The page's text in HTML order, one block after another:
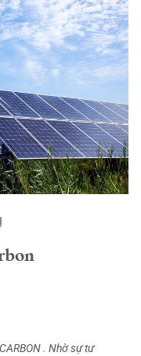
. Nhờ sự tư